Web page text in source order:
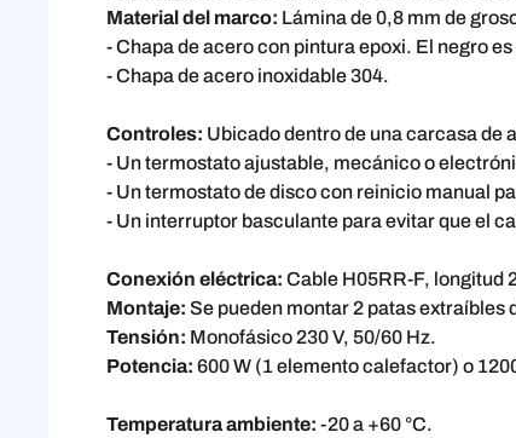
Material del marco: Lámina de 0,8 mm de
- Chapa de acero con pintura epoxi. El negro
- Chapa de acero inoxidable 304.
Controles: Ubicado dentro de una carcasa de
- Un termostato ajustable, mecánico o
- Un termostato de disco con reinicio manual
- Un interruptor basculante para evitar que el
Conexión eléctrica: Cable H05RR-F, longitud
Montaje: Se pueden montar 2 patas extraíbles
Tensión: Monofásico 230 V, 50/60 Hz.
Potencia: 600 W (1 elemento calefactor) o
Temperatura ambiente: -20 a +60 °C.